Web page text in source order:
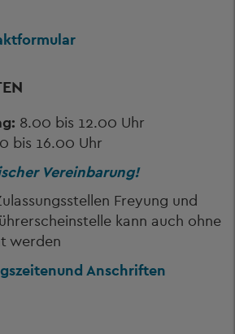
8.00 bis 12.00 Uhr
bis 16.00 Uhr
Vereinbarung!
Freyung und
kann auch ohne
werden
und Anschriften